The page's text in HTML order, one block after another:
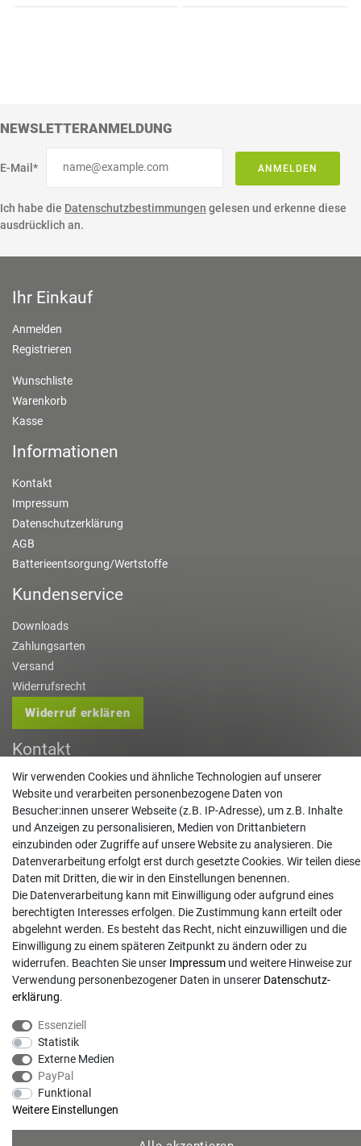
NEWSLETTERANMELDUNG
E-Mail* ANMELDEN
Ich habe die Datenschutzbestimmungen gelesen und erkenne diese
ausdrücklich an.
Ihr Einkauf
Anmelden
Registrieren
Wunschliste
Warenkorb
Kasse
Informationen
Kontakt
Impressum
Datenschutzerklärung
AGB
Batterieentsorgung/Wertstoffe
Kundenservice
Downloads
Zahlungsarten
Versand
Widerrufsrecht
Widerruf erklären
Kontakt
info@gartentechnik-hansen.de
0481 8565-0
Mo. - Do. 08:00 - 17:00 | Fr. 8:00 - 15:00
Anrufe aus dem dt. Festnetz zum Ortstarif, Preise aus dem Mobilfunknetz ggf.
abweichend (abhängig vom Provider).
© Copyright 2026 | Alle Rechte vorbehalten. - Gartentechnik Hansen | Realisation
Wir verwenden Cookies und ähnliche Technologien auf unserer
Website und verarbeiten personenbezogene Daten von
Besucher:innen unserer Webseite (z.B. IP-Adresse), um z.B. Inhalte
und Anzeigen zu personalisieren, Medien von Drittanbietern
einzubinden oder Zugriffe auf unsere Website zu analysieren. Die
Datenverarbeitung erfolgt erst durch gesetzte Cookies. Wir teilen diese
Daten mit Dritten, die wir in den Einstellungen benennen.
Die Datenverarbeitung kann mit Einwilligung oder aufgrund eines
berechtigten Interesses erfolgen. Die Zustimmung kann erteilt oder
abgelehnt werden. Es besteht das Recht, nicht einzuwilligen und die
Einwilligung zu einem späteren Zeitpunkt zu ändern oder zu
widerrufen. Beachten Sie unser Impressum und weitere Hinweise zur
Verwendung personenbezogener Daten in unserer Daten­schutz­
erklärung.
Essenziell
Statistik
Externe Medien
PayPal
Funktional
Weitere Einstellungen